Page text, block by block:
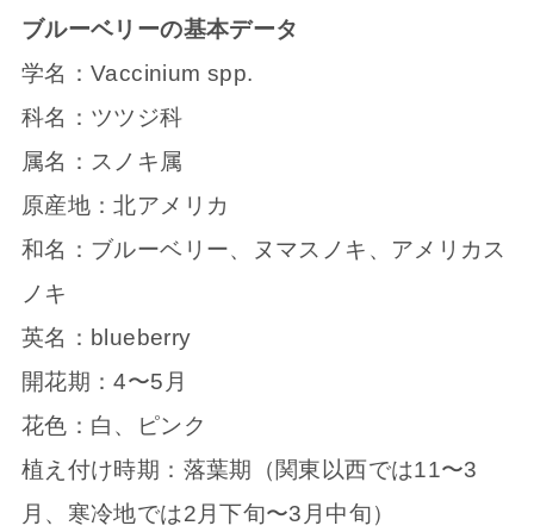
ブルーベリーの基本データ
学名：Vaccinium spp.
科名：ツツジ科
属名：スノキ属
原産地：北アメリカ
和名：ブルーベリー、ヌマスノキ、アメリカス
ノキ
英名：blueberry
開花期：4〜5月
花色：白、ピンク
植え付け時期：落葉期（関東以西では11〜3
月、寒冷地では2月下旬〜3月中旬）